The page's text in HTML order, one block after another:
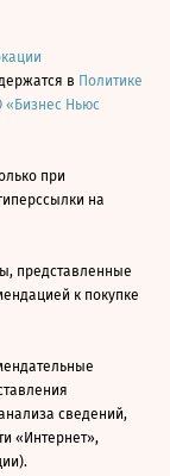
в Политике
«Бизнес Ньюс
при
на
представленные
к покупке
сведений,
«Интернет»,